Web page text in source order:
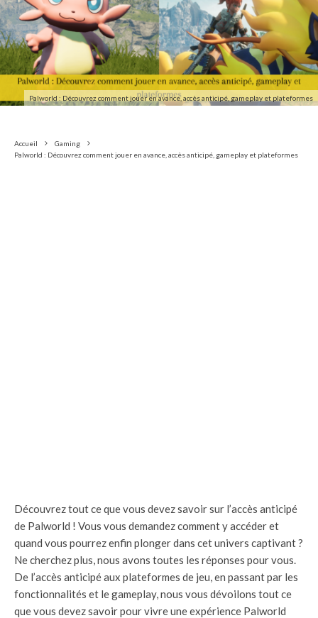
Palworld : Découvrez comment jouer en avance, accès anticipé, gameplay et plateformes
Accueil
Gaming
Palworld : Découvrez comment jouer en avance, accès anticipé, gameplay et plateformes
Découvrez tout ce que vous devez savoir sur l’accès anticipé
de Palworld ! Vous vous demandez comment y accéder et
quand vous pourrez enfin plonger dans cet univers captivant ?
Ne cherchez plus, nous avons toutes les réponses pour vous.
De l’accès anticipé aux plateformes de jeu, en passant par les
fonctionnalités et le gameplay, nous vous dévoilons tout ce
que vous devez savoir pour vivre une expérience Palworld